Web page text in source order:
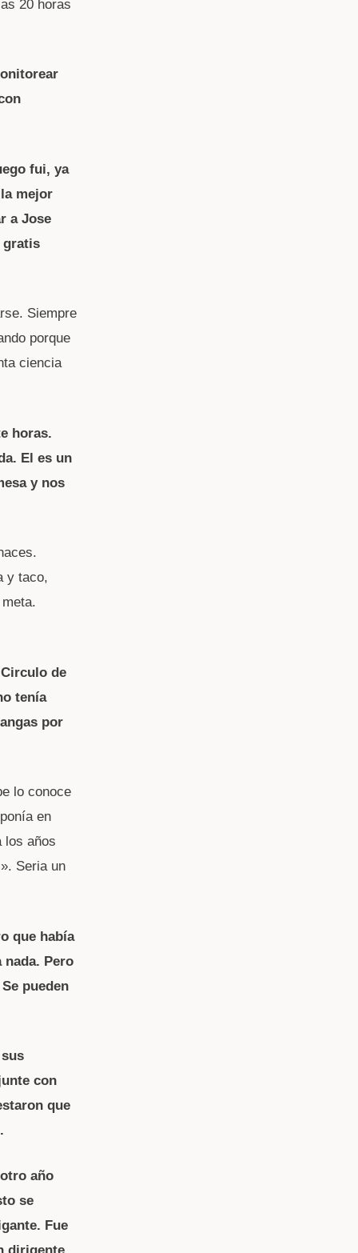
20 horas
fui, ya
mejor
a Jose
gratis
Siempre
porque
ciencia
horas.
El es un
y nos
y taco,
de
tenía
por
lo conoce
en
los años
Seria un
que había
Pero
pueden
con
que
año
se
Fue
dirigente